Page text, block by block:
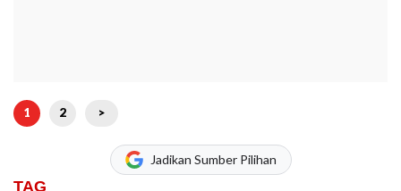
1 2 >
Jadikan Sumber Pilihan
TAG